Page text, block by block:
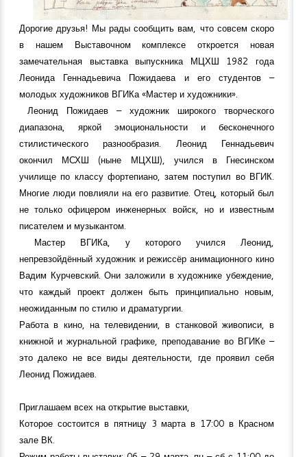
Дорогие друзья! Мы рады сообщить вам, что совсем скоро
в нашем Выставочном комплексе откроется новая
замечательная выставка выпускника МЦХШ 1982 года
Леонида Геннадьевича Пожидаева и его студентов –
молодых художников ВГИКа «Мастер и художники».
Леонид Пожидаев – художник широкого творческого
диапазона, яркой эмоциональности и бесконечного
стилистического разнообразия. Леонид Геннадьевич
окончил МСХШ (ныне МЦХШ), учился в Гнесинском
училище по классу фортепиано, затем поступил во ВГИК.
Многие люди повлияли на его развитие. Отец, который был
не только офицером инженерных войск, но и известным
писателем и музыкантом.
Мастер ВГИКа, у которого учился Леонид,
непревзойдённый художник и режиссёр анимационного кино
Вадим Курчевский. Они заложили в художнике убеждение,
что каждый проект должен быть принципиально новым,
неожиданным по стилю и драматургии.
Работа в кино, на телевидении, в станковой живописи, в
книжной и журнальной графике, преподавание во ВГИКе –
это далеко не все виды деятельности, где проявил себя
Леонид Пожидаев.
Приглашаем всех на открытие выставки,
Которое состоится в пятницу 3 марта в 17:00 в Красном
зале ВК.